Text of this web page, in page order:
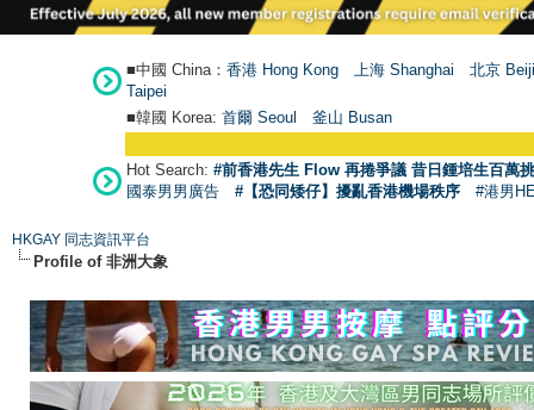
■中國 China： 香港 Hong Kong 上海 Shanghai
北京
Taipei
■韓國 Korea: 首爾 Seoul 釜山 Busan
Hot Search: #前香港先生 Flow 再捲爭議 昔日鍾培生百萬
國泰男男廣告
#【恐同矮仔】擾亂香港機場秩序 #港男
HKGAY 同志資訊平台
Profile of 非洲大象